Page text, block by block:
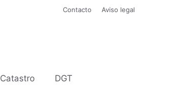
Contacto Aviso legal
Catastro DGT